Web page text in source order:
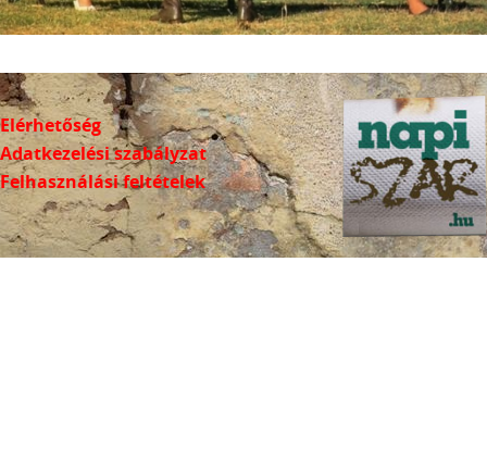
Elérhetőség
Adatkezelési szabályzat
Felhasználási feltételek